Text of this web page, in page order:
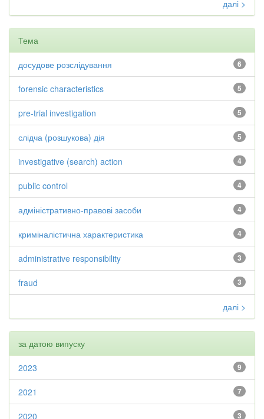
далі >
Тема
6
досудове розслідування
5
forensic characteristics
5
pre-trial investigation
5
слідча (розшукова) дія
4
investigative (search) action
4
public control
4
адміністративно-правові засоби
4
криміналістична характеристика
3
administrative responsibility
3
fraud
далі >
за датою випуску
9
2023
7
2021
3
2020